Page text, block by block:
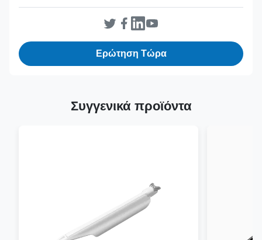
Ερώτηση Τώρα
Συγγενικά προϊόντα